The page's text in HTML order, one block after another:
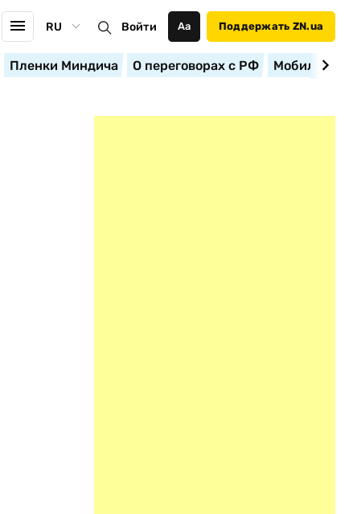
RU Войти Аа Поддержать ZN.ua
Пленки Миндича О переговорах с РФ